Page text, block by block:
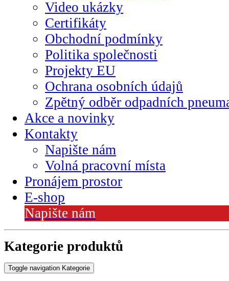
Video ukázky
Certifikáty
Obchodní podmínky
Politika společnosti
Projekty EU
Ochrana osobních údajů
Zpětný odběr odpadních
Akce a novinky
Kontakty
Napište nám
Volná pracovní místa
Pronájem prostor
E-shop
Napište nám
Kategorie produktů
Toggle navigation Kategorie